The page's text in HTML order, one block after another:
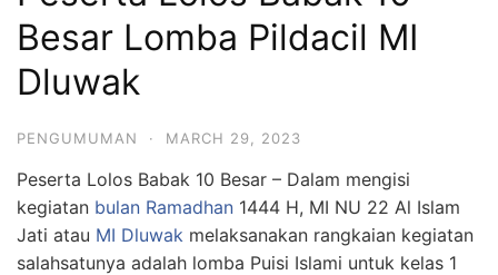
Besar Lomba Pildacil MI
Dluwak
PENGUMUMAN · MARCH 29, 2023
Peserta Lolos Babak 10 Besar – Dalam mengisi
kegiatan bulan Ramadhan 1444 H, MI NU 22 Al Islam
Jati atau MI Dluwak melaksanakan rangkaian kegiatan
salahsatunya adalah lomba Puisi Islami untuk kelas 1